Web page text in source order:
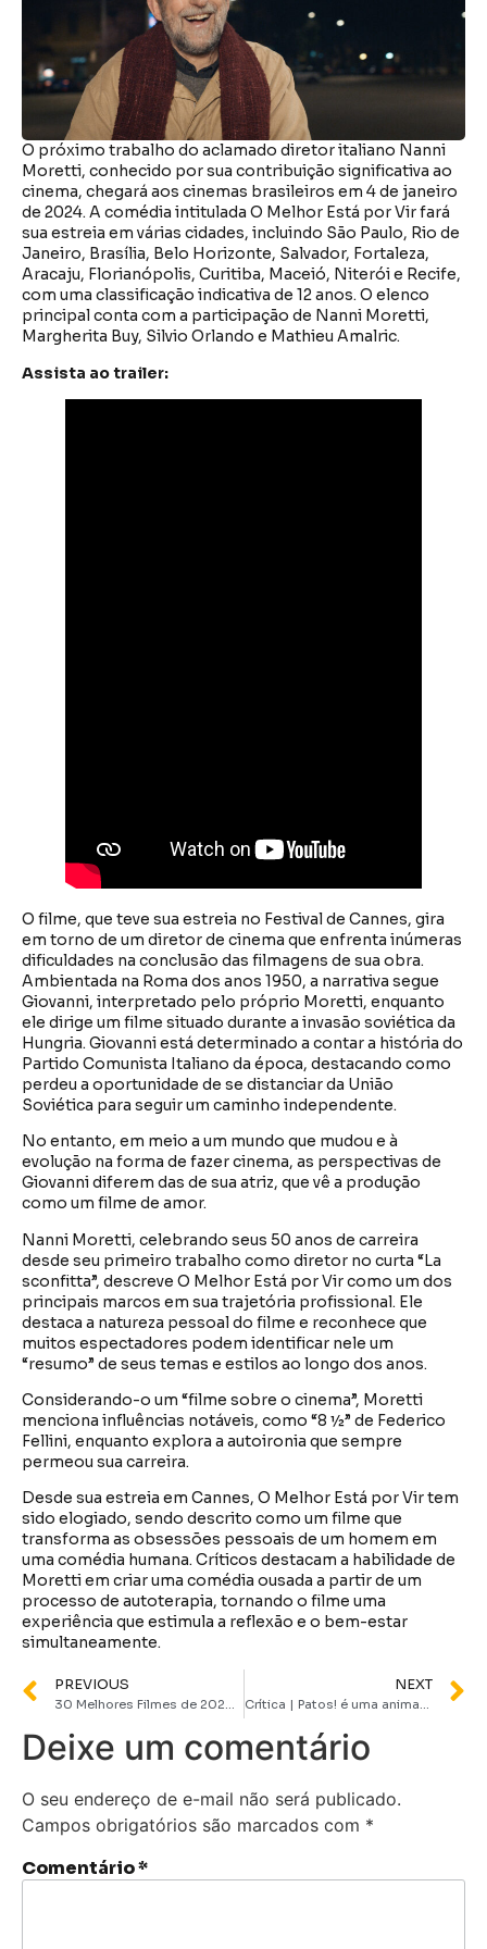
O próximo trabalho do aclamado diretor italiano Nanni
Moretti, conhecido por sua contribuição significativa ao
cinema, chegará aos cinemas brasileiros em 4 de janeiro
de 2024. A comédia intitulada O Melhor Está por Vir fará
sua estreia em várias cidades, incluindo São Paulo, Rio de
Janeiro, Brasília, Belo Horizonte, Salvador, Fortaleza,
Aracaju, Florianópolis, Curitiba, Maceió, Niterói e Recife,
com uma classificação indicativa de 12 anos. O elenco
principal conta com a participação de Nanni Moretti,
Margherita Buy, Silvio Orlando e Mathieu Amalric.
Assista ao trailer:
O filme, que teve sua estreia no Festival de Cannes, gira
em torno de um diretor de cinema que enfrenta inúmeras
dificuldades na conclusão das filmagens de sua obra.
Ambientada na Roma dos anos 1950, a narrativa segue
Giovanni, interpretado pelo próprio Moretti, enquanto
ele dirige um filme situado durante a invasão soviética da
Hungria. Giovanni está determinado a contar a história do
Partido Comunista Italiano da época, destacando como
perdeu a oportunidade de se distanciar da União
Soviética para seguir um caminho independente.
No entanto, em meio a um mundo que mudou e à
evolução na forma de fazer cinema, as perspectivas de
Giovanni diferem das de sua atriz, que vê a produção
como um filme de amor.
Nanni Moretti, celebrando seus 50 anos de carreira
desde seu primeiro trabalho como diretor no curta “La
sconfitta”, descreve O Melhor Está por Vir como um dos
principais marcos em sua trajetória profissional. Ele
destaca a natureza pessoal do filme e reconhece que
muitos espectadores podem identificar nele um
“resumo” de seus temas e estilos ao longo dos anos.
Considerando-o um “filme sobre o cinema”, Moretti
menciona influências notáveis, como “8 ½” de Federico
Fellini, enquanto explora a autoironia que sempre
permeou sua carreira.
Desde sua estreia em Cannes, O Melhor Está por Vir tem
sido elogiado, sendo descrito como um filme que
transforma as obsessões pessoais de um homem em
uma comédia humana. Críticos destacam a habilidade de
Moretti em criar uma comédia ousada a partir de um
processo de autoterapia, tornando o filme uma
experiência que estimula a reflexão e o bem-estar
simultaneamente.
PREVIOUS
30 Melhores Filmes de 2023 (que todo mundo precisa assistir)
NEXT
Crítica | Patos! é uma animação divertida para toda a família
Deixe um comentário
O seu endereço de e-mail não será publicado.
Campos obrigatórios são marcados com *
Comentário*